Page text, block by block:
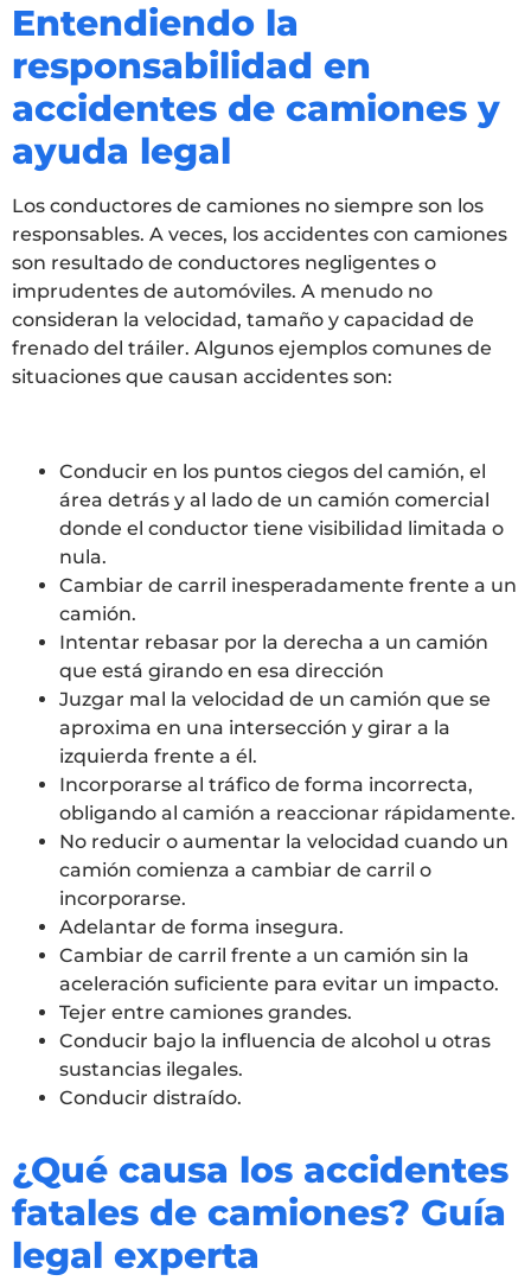
Entendiendo la
responsabilidad en
accidentes de camiones y
ayuda legal
Los conductores de camiones no siempre son los
responsables. A veces, los accidentes con camiones
son resultado de conductores negligentes o
imprudentes de automóviles. A menudo no
consideran la velocidad, tamaño y capacidad de
frenado del tráiler. Algunos ejemplos comunes de
situaciones que causan accidentes son:
Conducir en los puntos ciegos del camión, el
área detrás y al lado de un camión comercial
donde el conductor tiene visibilidad limitada o
nula.
Cambiar de carril inesperadamente frente a un
camión.
Intentar rebasar por la derecha a un camión
que está girando en esa dirección
Juzgar mal la velocidad de un camión que se
aproxima en una intersección y girar a la
izquierda frente a él.
Incorporarse al tráfico de forma incorrecta,
obligando al camión a reaccionar rápidamente.
No reducir o aumentar la velocidad cuando un
camión comienza a cambiar de carril o
incorporarse.
Adelantar de forma insegura.
Cambiar de carril frente a un camión sin la
aceleración suficiente para evitar un impacto.
Tejer entre camiones grandes.
Conducir bajo la influencia de alcohol u otras
sustancias ilegales.
Conducir distraído.
¿Qué causa los accidentes
fatales de camiones? Guía
legal experta